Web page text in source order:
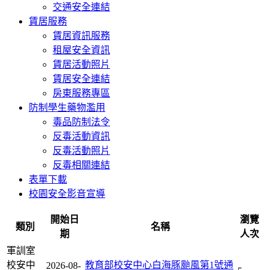
交通安全連結
賃居服務
賃居資訊服務
租屋安全資訊
賃居活動照片
賃居安全連結
房東服務專區
防制學生藥物濫用
毒品防制法令
反毒活動資訊
反毒活動照片
反毒相關連結
表單下載
校園安全影音宣導
類別
開始日
期
名稱
瀏覽
人次
軍訓室
校安中
2026-08- 教育部校安中心白海豚颱風第1號通